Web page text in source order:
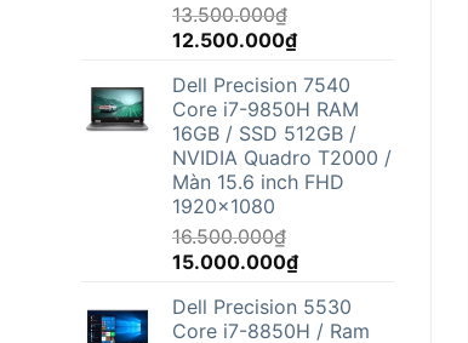
13.500.000₫
Giá
là:
13.500.000₫.
12.500.000₫Giá
tại
là:
12.500.000₫.
Dell Precision 7540
Core i7-9850H RAM
16GB / SSD 512GB /
NVIDIA Quadro T2000 /
Màn 15.6 inch FHD
1920x1080
16.500.000₫
Giá
là:
16.500.000₫.
15.000.000₫Giá
tại
là:
Dell Precision 5530
Core i7-8850H / Ram